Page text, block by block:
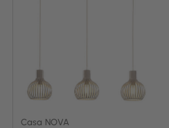
Casa NOVA